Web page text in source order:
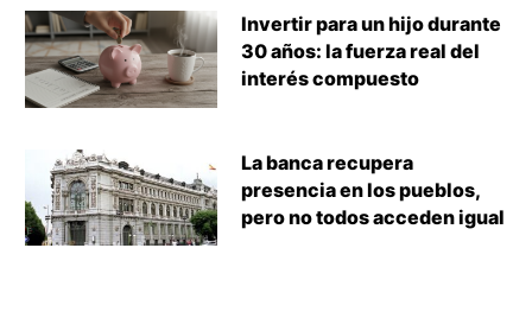
Invertir para un hijo durante
30 años: la fuerza real del
interés compuesto
La banca recupera
presencia en los pueblos,
pero no todos acceden igual